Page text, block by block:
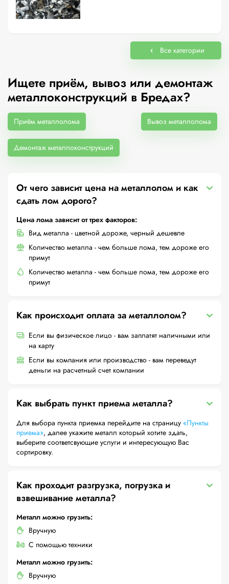
Все категории
Ищете приём, вывоз или демонтаж
металлоконструкций в Бредах?
Приём металлолома Вывоз металлолома
Демонтаж металлоконструкций
От чего зависит цена на металлолом и как
сдать лом дорого?
Цена лома зависит от трех факторов:
Вид металла - цветной дороже, черный дешевле
Количество металла - чем больше лома, тем дороже его
примут
Количество металла - чем больше лома, тем дороже его
примут
Как происходит оплата за металлолом?
Если вы физическое лицо - вам заплатят наличными или
на карту
Если вы компания или производство - вам переведут
деньги на расчетный счет компании
Как выбрать пункт приема металла?
Для выбора пункта приемка перейдите на страницу «Пункты
приема», далее укажите металл который хотите здать,
выберите соответсвующие услуги и интересующую Вас
сортировку.
Как проходит разгрузка, погрузка и
взвешивание металла?
Металл можно грузить:
Вручную
С помощью техники
Металл можно грузить:
Вручную